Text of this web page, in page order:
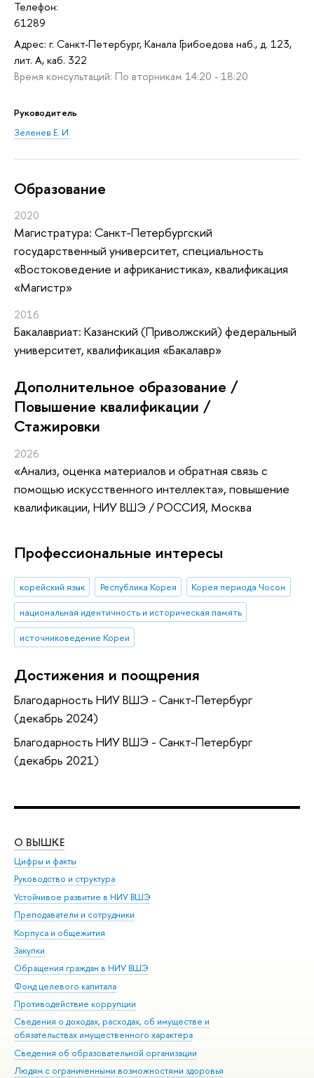
Телефон:
61289
Адрес: г. Санкт-Петербург, Канала Грибоедова наб., д. 123,
лит. А, каб. 322
Время консультаций: По вторникам 14:20 - 18:20
Руководитель
Зеленев Е. И.
Oбразование
2020
Магистратура: Санкт-Петербургский
государственный университет, специальность
«Востоковедение и африканистика», квалификация
«Магистр»
2016
Бакалавриат: Казанский (Приволжский) федеральный
университет, квалификация «Бакалавр»
Дополнительное образование /
Повышение квалификации /
Стажировки
2026
«Анализ, оценка материалов и обратная связь с
помощью искусственного интеллекта», повышение
квалификации, НИУ ВШЭ / РОССИЯ, Москва
Профессиональные интересы
корейский язык Республика Корея
Корея периода Чосон
национальная идентичность и историческая память
источниковедение Кореи
Достижения и поощрения
Благодарность НИУ ВШЭ - Санкт-Петербург
(декабрь 2024)
Благодарность НИУ ВШЭ - Санкт-Петербург
(декабрь 2021)
О ВЫШКЕ
Цифры и факты
Руководство и структура
Устойчивое развитие в НИУ ВШЭ
Преподаватели и сотрудники
Корпуса и общежития
Закупки
Обращения граждан в НИУ ВШЭ
Фонд целевого капитала
Противодействие коррупции
Сведения о доходах, расходах, об имуществе и
обязательствах имущественного характера
Сведения об образовательной организации
Людям с ограниченными возможностями здоровья